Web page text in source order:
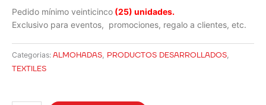
Pedido mínimo veinticinco (25) unidades.
Exclusivo para eventos, promociones, regalo a clientes, etc.
Categorias: ALMOHADAS PRODUCTOS DESARROLLADOS
TEXTILES